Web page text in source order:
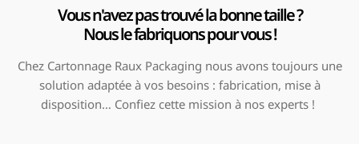
Vous n'avez pas trouvé la bonne taille ?
Nous le fabriquons pour vous !
Chez Cartonnage Raux Packaging nous avons toujours une
solution adaptée à vos besoins : fabrication, mise à
disposition… Confiez cette mission à nos experts !